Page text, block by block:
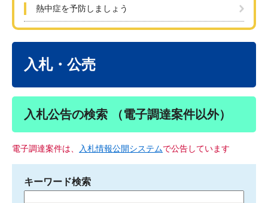
熱中症を予防しましょう
入札・公売
入札公告の検索 （電子調達案件以外）
電子調達案件は、 入札情報公開システムで公告しています
キーワード検索